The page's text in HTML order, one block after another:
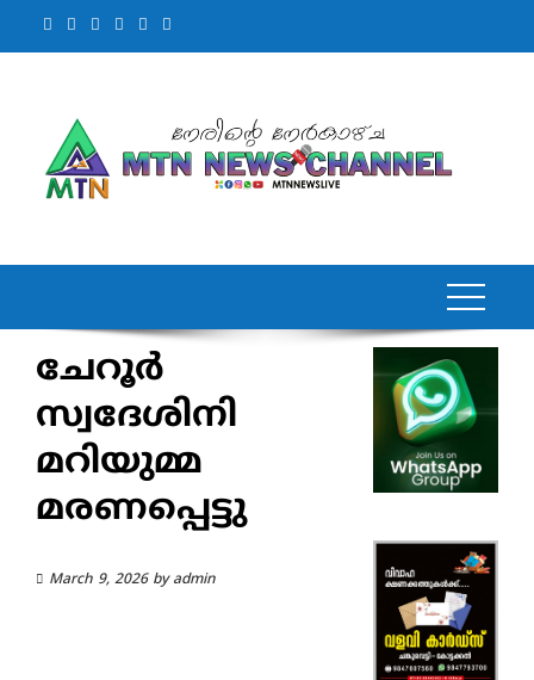
ചേറൂർ
സ്വദേശിനി
മറിയുമ്മ
മരണപ്പെട്ടു
March 9, 2026by admin